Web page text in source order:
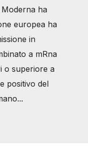
ha
europea ha
in
a mRna
o superiore a
positivo del